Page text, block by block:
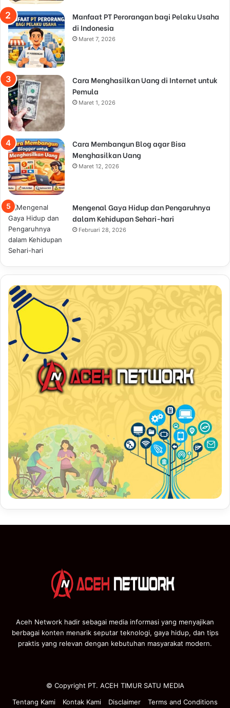
Manfaat PT Perorangan bagi Pelaku Usaha
di Indonesia
Maret 7, 2026
Cara Menghasilkan Uang di Internet untuk
Pemula
Maret 1, 2026
Cara Membangun Blog agar Bisa
Menghasilkan Uang
Maret 12, 2026
Mengenal Gaya Hidup dan Pengaruhnya
dalam Kehidupan Sehari-hari
Februari 28, 2026
Aceh Network hadir sebagai media informasi yang menyajikan
berbagai konten menarik seputar teknologi, gaya hidup, dan tips
praktis yang relevan dengan kebutuhan masyarakat modern.
© Copyright PT. ACEH TIMUR SATU MEDIA
Tentang Kami
Kontak Kami Disclaimer Terms and Conditions